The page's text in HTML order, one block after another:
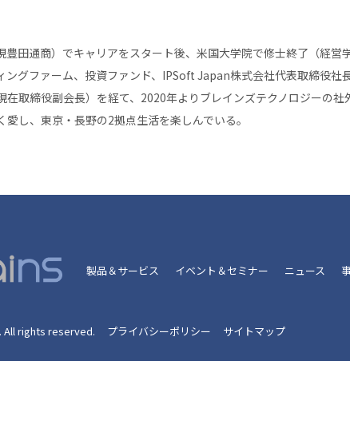
豊田通商）でキャリアをスタート後、米国大学院で修士終了（経営
ングファーム、投資ファンド、IPSoft Japan株式会社代表取締役
在取締役副会長）を経て、2020年よりブレインズテクノロジーの社
愛し、東京・長野の2拠点生活を楽しんでいる。
製品＆サービス イベント＆セミナー ニュース
All rights reserved. プライバシーポリシー サイトマップ